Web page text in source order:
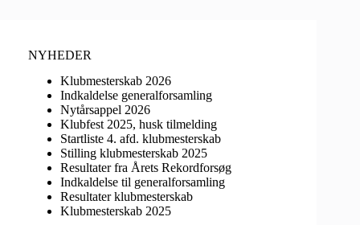
NYHEDER
Klubmesterskab 2026
Indkaldelse generalforsamling
Nytårsappel 2026
Klubfest 2025, husk tilmelding
Startliste 4. afd. klubmesterskab
Stilling klubmesterskab 2025
Resultater fra Årets Rekordforsøg
Indkaldelse til generalforsamling
Resultater klubmesterskab
Klubmesterskab 2025